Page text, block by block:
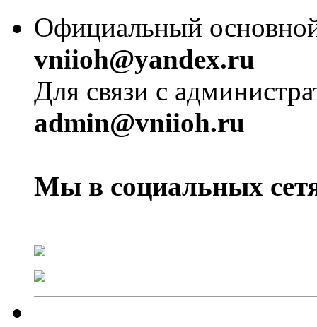
Официальный
vniioh@yandex.ru
Для связи с
admin@vniioh.ru
Мы в социальных